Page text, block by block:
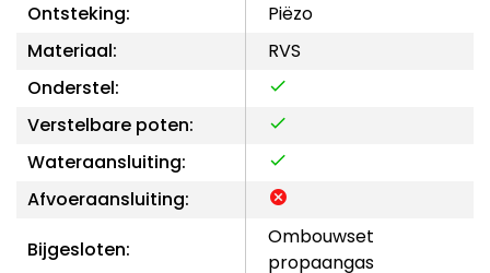
Ontsteking:
Piëzo
Materiaal:
RVS
Onderstel:
Verstelbare poten:
Wateraansluiting:
Afvoeraansluiting:
Bijgesloten:
Ombouwset
propaangas